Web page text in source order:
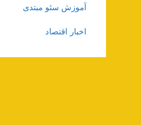
آموزش سئو مبتدی
اخبار اقتصاد